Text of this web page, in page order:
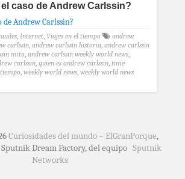
caso de Andrew Carlssin?
, Internet, Viajes en el tiempo
andrew
carlssin, andrew carlssin historia, andrew carlssin
mito, andrew carlssin weekly world news,
carlssin, quien es andrew carlssin, time
, weekly world news, weekly world news
Curiosidades del mundo – ElGranPorque,
Dream Factory, del equipo Sputnik
Networks